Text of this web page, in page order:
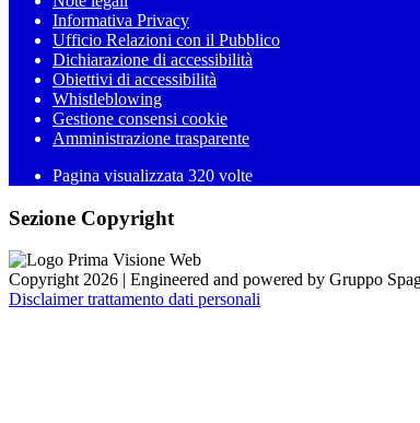
Informativa Privacy
Ufficio Relazioni con il Pubblico
Dichiarazione di accessibilità
Obiettivi di accessibilità
Whistleblowing
Gestione consensi cookie
Amministrazione trasparente
Pagina visualizzata 320 volte
Sezione Copyright
Copyright 2026 | Engineered and powered by Gruppo
Disclaimer trattamento dati personali